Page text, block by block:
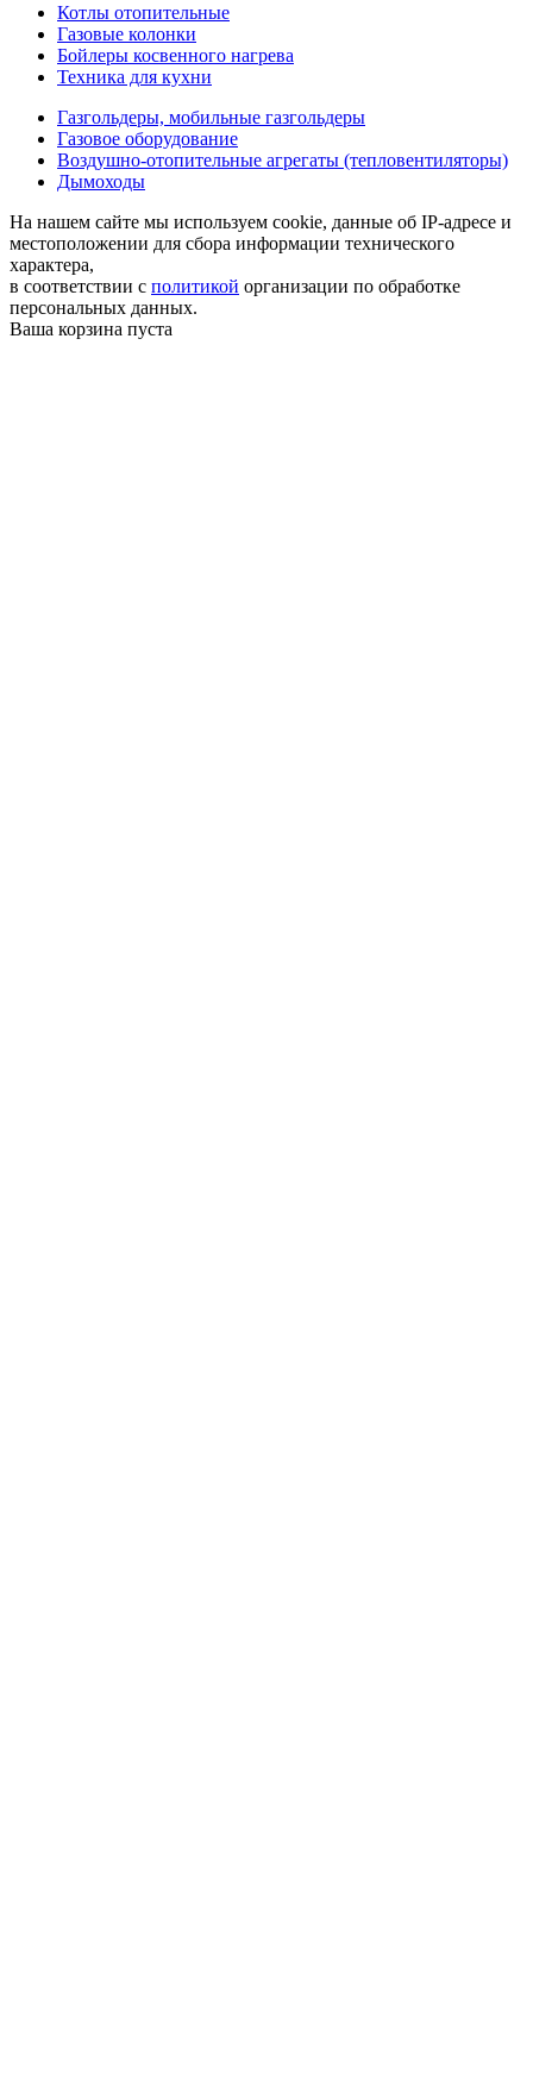
Котлы отопительные
Газовые колонки
Бойлеры косвенного нагрева
Техника для кухни
Газгольдеры, мобильные газгольдеры
Газовое оборудование
Воздушно-отопительные агрегаты (тепловентиляторы)
Дымоходы
На нашем сайте мы используем cookie, данные об IP-адресе и
местоположении для сбора информации технического
характера,
в соответствии с политикой организации по обработке
персональных данных.
Ваша корзина пуста